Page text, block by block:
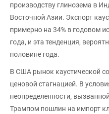
производству глинозема в
Восточной Азии. Экспорт
примерно на 34% в годовом
года, и эта тенденция,
половине года.
В США рынок каустической
ценовой стагнацией. В
неопределенности,
Трампом пошлин на импорт